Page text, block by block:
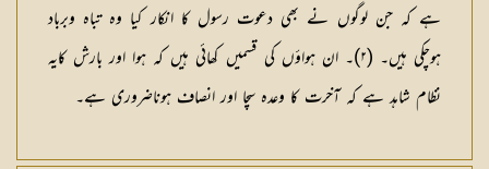
ہے کہ جن لوگوں نے بھی دعوت رسول کا انکار کیا وہ تباہ وبرباد
ہوچکی ہیں۔ (٢)۔ ان ہواؤں کی قسمیں کھائی ہیں کہ ہوا اور بارش کایہ
نظام شاہد ہے کہ آخرت کا وعدہ سچا اور انصاف ہوناضروری ہے۔